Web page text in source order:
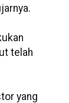
telah
yang